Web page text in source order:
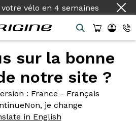
vélo en 4 semaines
sur la bonne
notre site ?
: France - Français
Non, je change
in English
>Le Cycle Mars 2016 Test
2016
350